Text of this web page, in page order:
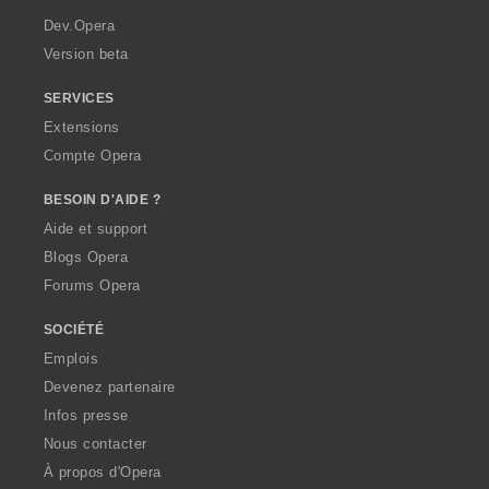
a
Dev.Opera
Version beta
SERVICES
Extensions
Compte Opera
BESOIN D'AIDE ?
Aide et support
Blogs Opera
Forums Opera
SOCIÉTÉ
Emplois
Devenez partenaire
Infos presse
Nous contacter
À propos d'Opera